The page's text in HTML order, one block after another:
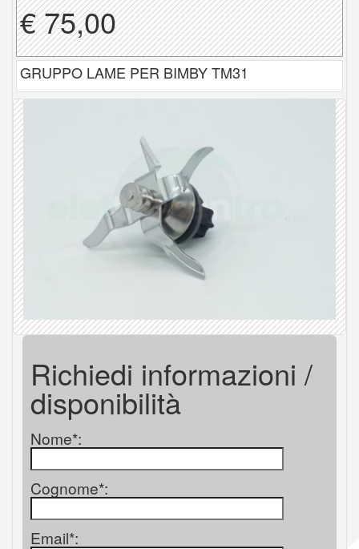
€ 75,00
GRUPPO LAME PER BIMBY TM31
Richiedi informazioni /
disponibilità
Nome*:
Cognome*:
Email*: